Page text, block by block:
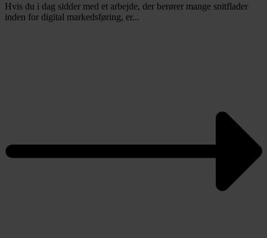
Hvis du i dag sidder med et arbejde, der berører mange snitflader
inden for digital markedsføring, er...